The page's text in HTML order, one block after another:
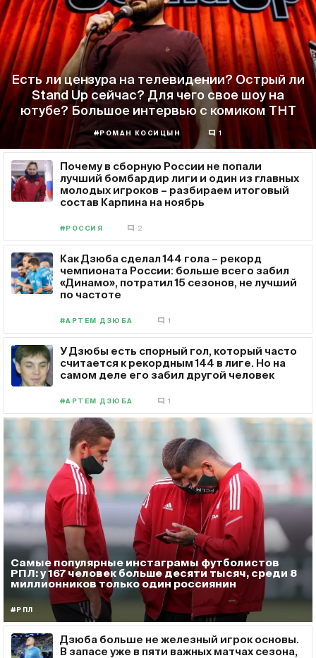
Есть ли цензура на телевидении? Острый ли
Stand Up сейчас? Для чего свое шоу на
ютубе? Большое интервью с комиком ТНТ
#РОМАН КОСИЦЫН 1
Почему в сборную России не попали
лучший бомбардир лиги и один из главных
молодых игроков – разбираем итоговый
состав Карпина на ноябрь
#РОССИЯ 2
Как Дзюба сделал 144 гола – рекорд
чемпионата России: больше всего забил
«Динамо», потратил 15 сезонов, не лучший
по частоте
#АРТЕМ ДЗЮБА 1
У Дзюбы есть спорный гол, который часто
считается к рекордным 144 в лиге. Но на
самом деле его забил другой человек
#АРТЕМ ДЗЮБА 1
Самые популярные инстаграмы футболистов
РПЛ: у 167 человек больше десяти тысяч, среди 8
миллионников только один россиянин
#РПЛ
Дзюба больше не железный игрок основы.
В запасе уже в пяти важных матчах сезона,